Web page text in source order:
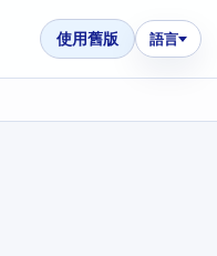
使用舊版 語言